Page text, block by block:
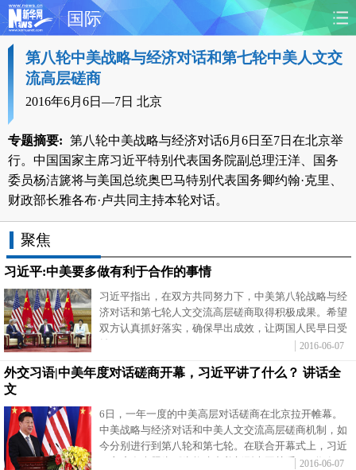
国际
首页 时政 国际 财经
娱乐 体育
时尚 思客 地方 法治
港澳 台湾 华人 汽车
科技 能源 房产 公司
图片 视频 彩票 食品
旅游 健康 信息化 数据
金融 无人机
富媒体 摄影 新华广播
新华电视中文 新华电视英文 返回PC
第八轮中美战略与经济对话和第七轮中美人文交
流高层磋商
2016年6月6日—7日 北京
专题摘要: 第八轮中美战略与经济对话6月6日至7日在北京举
行。中国国家主席习近平特别代表国务院副总理汪洋、国务
委员杨洁篪将与美国总统奥巴马特别代表国务卿约翰·克里、
财政部长雅各布·卢共同主持本轮对话。
聚焦
习近平:中美要多做有利于合作的事情
习近平指出，在双方共同努力下，中美第八轮战略与经
济对话和第七轮人文交流高层磋商取得积极成果。希望
双方认真抓好落实，确保早出成效，让两国人民早日受
2016-06-07
外交习语|中美年度对话磋商开幕，习近平讲了什么？ 讲话全
文
6日，一年一度的中美高层对话磋商在北京拉开帷幕。
中美战略与经济对话和中美人文交流高层磋商机制，如
今分别进行到第八轮和第七轮。在联合开幕式上，习近
平主席发表题为《为构建中美新型大国关系而不懈努
2016-06-07